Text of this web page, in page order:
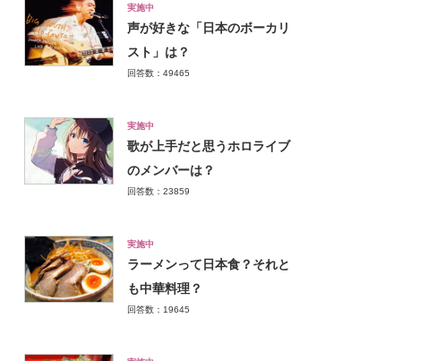
実施中
声が好きな「日本のボーカリ
スト」は？
回答数：49465
実施中
歌が上手だと思うホロライブ
のメンバーは？
回答数：23859
実施中
ラーメンって日本食？それと
も中華料理？
回答数：19645